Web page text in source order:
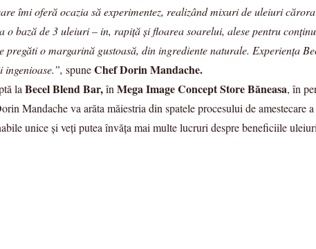
îmi oferă ocazia să experimentez, realizând mixuri de uleiuri
o bază de 3 uleiuri – in, rapiţă şi floarea soarelui, alese pentru
pregăti o margarină gustoasă, din ingrediente naturale. Experienţa
spuneChef Dorin Mandache.
la Becel Blend Bar,în Mega Image Concept Store Băneasa, în
Mandache va arăta măiestria din spatele procesului de
unice şi veţi putea învăţa mai multe lucruri despre beneficiile